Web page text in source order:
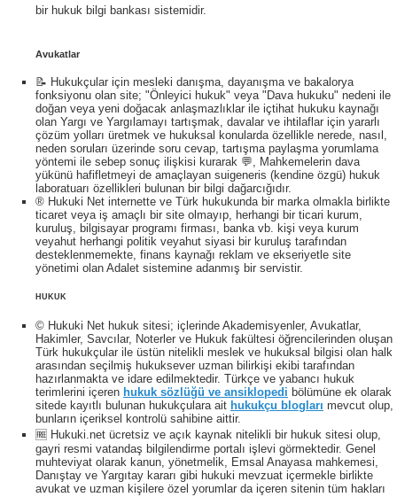
bir hukuk bilgi bankası sistemidir.
Avukatlar
📝 Hukukçular için mesleki danışma, dayanışma ve bakalorya
fonksiyonu olan site; "Önleyici hukuk" veya "Dava hukuku" nedeni ile
doğan veya yeni doğacak anlaşmazlıklar ile içtihat hukuku kaynağı
olan Yargı ve Yargılamayı tartışmak, davalar ve ihtilaflar için yararlı
çözüm yolları üretmek ve hukuksal konularda özellikle nerede, nasıl,
neden soruları üzerinde soru cevap, tartışma paylaşma yorumlama
yöntemi ile sebep sonuç ilişkisi kurarak 💬, Mahkemelerin dava
yükünü hafifletmeyi de amaçlayan suigeneris (kendine özgü) hukuk
laboratuarı özellikleri bulunan bir bilgi dağarcığıdır.
® Hukuki Net internette ve Türk hukukunda bir marka olmakla birlikte
ticaret veya iş amaçlı bir site olmayıp, herhangi bir ticari kurum,
kuruluş, bilgisayar programı firması, banka vb. kişi veya kurum
veyahut herhangi politik veyahut siyasi bir kuruluş tarafından
desteklenmemekte, finans kaynağı reklam ve ekseriyetle site
yönetimi olan Adalet sistemine adanmış bir servistir.
HUKUK
© Hukuki Net hukuk sitesi; içlerinde Akademisyenler, Avukatlar,
Hakimler, Savcılar, Noterler ve Hukuk fakültesi öğrencilerinden oluşan
Türk hukukçular ile üstün nitelikli meslek ve hukuksal bilgisi olan halk
arasından seçilmiş hukuksever uzman bilirkişi ekibi tarafından
hazırlanmakta ve idare edilmektedir. Türkçe ve yabancı hukuk
terimlerini içeren hukuk sözlüğü ve ansiklopedi bölümüne ek olarak
sitede kayıtlı bulunan hukukçulara ait hukukçu blogları mevcut olup,
bunların içeriksel kontrolü sahibine aittir.
🆓 Hukuki.net ücretsiz ve açık kaynak nitelikli bir hukuk sitesi olup,
gayri resmi vatandaş bilgilendirme portalı işlevi görmektedir. Genel
muhteviyat olarak kanun, yönetmelik, Emsal Anayasa mahkemesi,
Danıştay ve Yargıtay kararı gibi hukuki mevzuat içermekle birlikte
avukat ve uzman kişilere özel yorumlar da içeren sitenin tüm hakları